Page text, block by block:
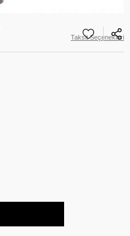
Taksit Seçenekleri